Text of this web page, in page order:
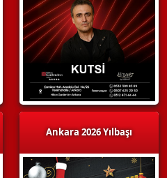
Ankara 2026 Yılbaşı